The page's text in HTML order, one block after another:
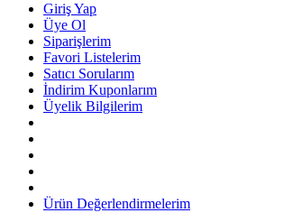
Giriş Yap
Üye Ol
Siparişlerim
Favori Listelerim
Satıcı Sorularım
İndirim Kuponlarım
Üyelik Bilgilerim
Ürün Değerlendirmelerim